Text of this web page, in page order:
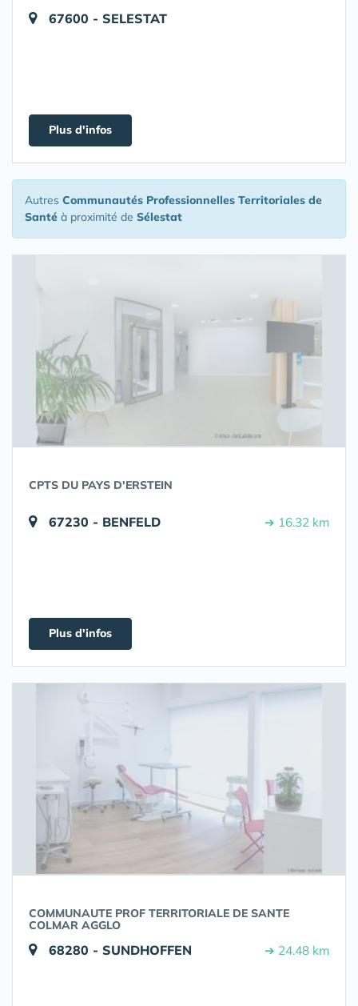
67600 - SELESTAT
Plus d'infos
Autres Communautés Professionnelles Territoriales de
Santé à proximité de Sélestat
CPTS DU PAYS D'ERSTEIN
67230 - BENFELD ➔ 16.32 km
Plus d'infos
COMMUNAUTE PROF TERRITORIALE DE SANTE
COLMAR AGGLO
68280 - SUNDHOFFEN ➔ 24.48 km